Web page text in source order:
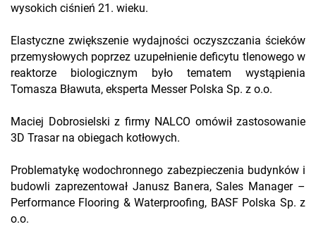
wysokich ciśnień 21. wieku.
Elastyczne zwiększenie wydajności oczyszczania ścieków
przemysłowych poprzez uzupełnienie deficytu tlenowego w
reaktorze biologicznym było tematem wystąpienia
Tomasza Bławuta, eksperta Messer Polska Sp. z o.o.
Maciej Dobrosielski z firmy NALCO omówił zastosowanie
3D Trasar na obiegach kotłowych.
Problematykę wodochronnego zabezpieczenia budynków i
budowli zaprezentował Janusz Banera, Sales Manager –
Performance Flooring & Waterproofing, BASF Polska Sp. z
o.o.